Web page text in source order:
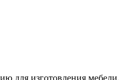
для изготовления мебели,